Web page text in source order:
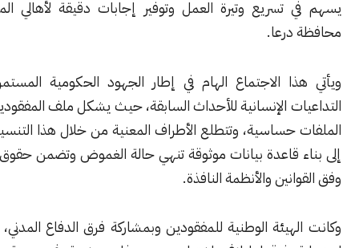
تسريع وتيرة العمل وتوفير إجابات دقيقة لأهالي المفقودين في
الاجتماع الهام في إطار الجهود الحكومية المستمرة لمعالجة
الإنسانية للأحداث السابقة، حيث يشكل ملف المفقودين أحد أكثر
حساسية، وتتطلع الأطراف المعنية من خلال هذا التنسيق المشترك
قاعدة بيانات موثوقة تنهي حالة الغموض وتضمن حقوق المتضررين
والأنظمة النافذة.
الوطنية للمفقودين وبمشاركة فرق الدفاع المدني، قد أعلنت،